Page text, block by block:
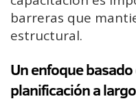
barreras que
estructural.
Un enfoque
planificación a